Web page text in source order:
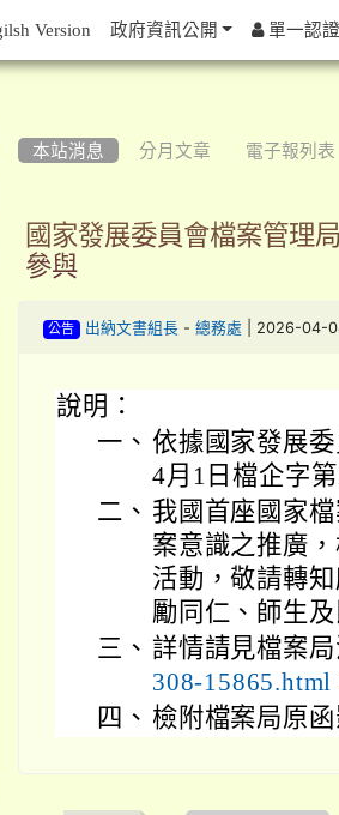
本站消息 分月文章 電子報列表
國家發展委員會檔案管理
參與
公告 出納文書組長- 總務處 | 2026-04-
說明：
一、 依據國家發展
4月1日檔企字
二、 我國首座國家
案意識之推廣
活動，敬請轉
勵同仁、師生
三、 詳情請見檔案局
308-15865.html
四、 檢附檔案局原
Version 政府資訊公開 單一認